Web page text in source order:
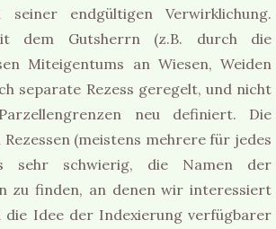
seiner endgültigen Verwirklichung.
dem Gutsherrn (z.B. durch die
Miteigentums an Wiesen, Weiden
separate Rezess geregelt, und nicht
neu definiert. Die
(meistens mehrere für jedes
sehr schwierig, die Namen der
zu finden, an denen wir interessiert
die Idee der Indexierung verfügbarer